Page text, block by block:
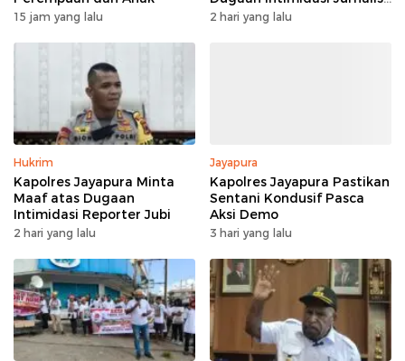
15 jam yang lalu
Jubi
2 hari yang lalu
Hukrim
Kapolres Jayapura Minta
Maaf atas Dugaan
Intimidasi Reporter Jubi
2 hari yang lalu
Jayapura
Kapolres Jayapura Pastikan
Sentani Kondusif Pasca
Aksi Demo
3 hari yang lalu